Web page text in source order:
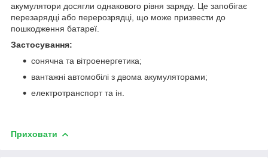
акумулятори досягли однакового рівня заряду. Це запобігає
перезарядці або перерозрядці, що може призвести до
пошкодження батареї.
Застосування:
сонячна та вітроенергетика;
вантажні автомобілі з двома акумуляторами;
електротранспорт та ін.
Приховати